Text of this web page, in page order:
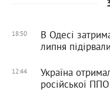
18:50
В Одесі
липня
12:44
Україна
російської